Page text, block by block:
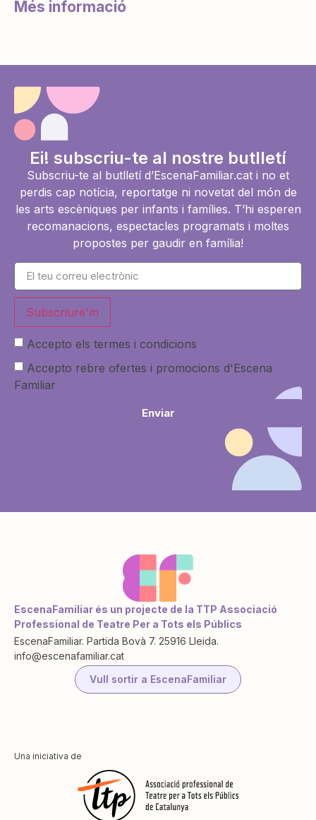
Més informació
Ei! subscriu-te al nostre butlletí
Subscriu-te al butlletí d’EscenaFamiliar.cat i no et
perdis cap notícia, reportatge ni novetat del món de
les arts escèniques per infants i famílies. T’hi esperen
recomanacions, espectacles programats i moltes
propostes per gaudir en família!
Subscriure'm
Accepto els termes i condicions
Accepto rebre ofertes i promocions d'Escena
Familiar
Enviar
EscenaFamiliar és un projecte de la TTP Associació
Professional de Teatre Per a Tots els Públics
EscenaFamiliar. Partida Bovà 7. 25916 Lleida.
info@escenafamiliar.cat
Vull sortir a EscenaFamiliar
Una iniciativa de